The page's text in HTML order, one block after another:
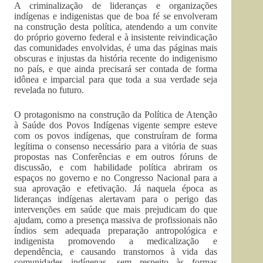
A criminalização de lideranças e organizações
indígenas e indigenistas que de boa fé se envolveram
na construção desta política, atendendo a um convite
do próprio governo federal e à insistente reivindicação
das comunidades envolvidas, é uma das páginas mais
obscuras e injustas da história recente do indigenismo
no país, e que ainda precisará ser contada de forma
idônea e imparcial para que toda a sua verdade seja
revelada no futuro.
O protagonismo na construção da Política de Atenção
à Saúde dos Povos Indígenas vigente sempre esteve
com os povos indígenas, que construíram de forma
legítima o consenso necessário para a vitória de suas
propostas nas Conferências e em outros fóruns de
discussão, e com habilidade política abriram os
espaços no governo e no Congresso Nacional para a
sua aprovação e efetivação. Já naquela época as
lideranças indígenas alertavam para o perigo das
intervenções em saúde que mais prejudicam do que
ajudam, como a presença massiva de profissionais não
índios sem adequada preparação antropológica e
indigenista promovendo a medicalização e
dependência, e causando transtornos à vida das